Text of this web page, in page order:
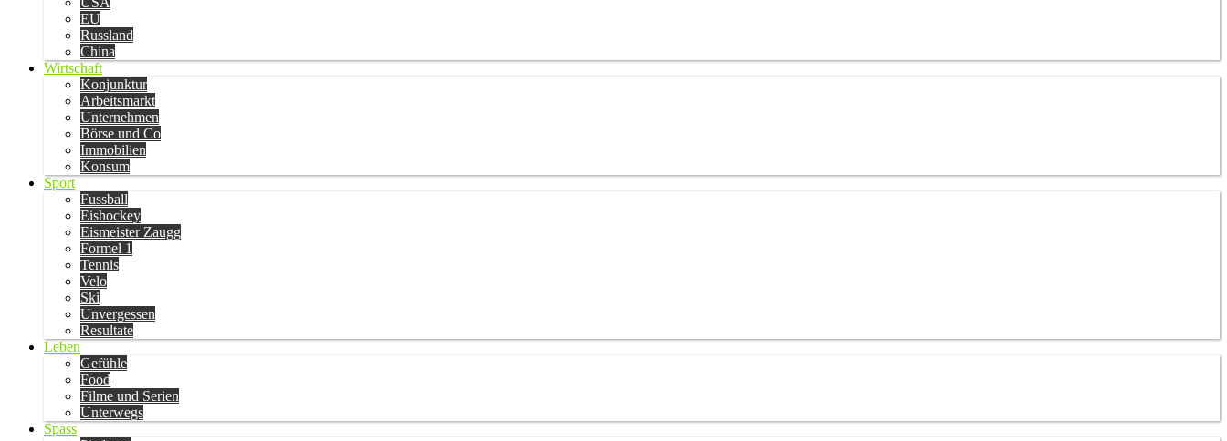
EU
Russland
China
Wirtschaft
Konjunktur
Arbeitsmarkt
Unternehmen
Börse und Co
Immobilien
Konsum
Sport
Fussball
Eishockey
Eismeister Zaugg
Formel 1
Tennis
Velo
Ski
Unvergessen
Resultate
Leben
Gefühle
Food
Filme und Serien
Unterwegs
Spass